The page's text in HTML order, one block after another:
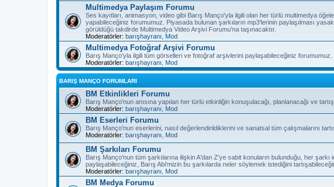
Multimedya Paylaşım Forumu
Ses kayıtları, animasyon, video gibi Barış Manço'yla ilgili olan her türlü multimedya
yapabileceğiniz forumumuz. Piyasada bulunan şarkıların mp3'lerinin paylaşılması
görüldüğü takdirde Multimedya Video Arşivi Forumu'na taşınacaktır.
Moderatörler: barışhayranı Mod
Multimedya Fotoğraf Arşivi Forumu
Barış Manço'yla ilgili tüm görselleri ve fotoğraf arşivlerini paylaşabileceğiniz forumumuz.
Moderatörler: barışhayranı Mod
BARIŞ MANÇO FORUMLARI
BM Etkinlikleri Forumu
Barış Manço'nun anısına yapılan her türlü etkinliğin konuşulacağı, planlanacağı ve
Moderatörler: barışhayranı Mod
BM Eserleri Forumu
Barış Manço'nun eserlerini, nasıl değerlendirildiklerini ve sanatsal tüm çalışmalarını
Moderatörler: barışhayranı Mod
BM Şarkıları Forumu
Barış Manço'nun tüm şarkılarına ilişkin A'dan Z'ye sabit konuların bulunduğu, her şarkı
paylaşabileceğiniz, Barış Abi'mizin bu şarkılarda neler söylemek istediğini
Moderatörler: barışhayranı Mod
BM Medya Forumu